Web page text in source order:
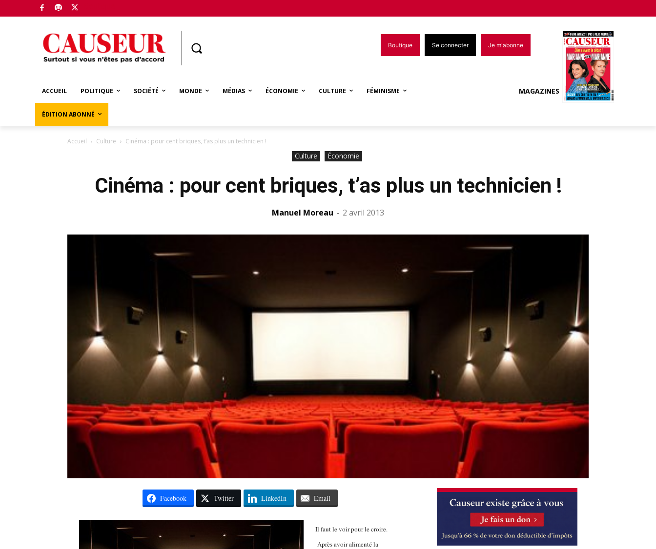
Boutique Se connecter Je m'abonne
ACCUEIL POLITIQUE SOCIÉTÉ MONDE MÉDIAS ÉCONOMIE CULTURE FÉMINISME
ÉDITION ABONNÉ
MAGAZINES
Accueil Culture Cinéma : pour cent briques, t’as plus un technicien !
Culture Économie
Cinéma : pour cent briques, t’as plus un technicien !
Manuel Moreau - 2 avril 2013
Facebook Twitter LinkedIn Email
Il faut le voir pour le croire.
Après avoir alimenté la